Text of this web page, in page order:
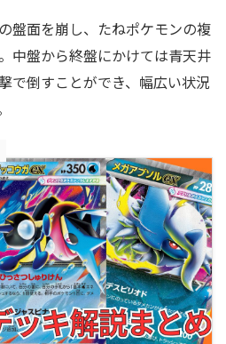
盤面を崩し、たねポケモンの複
中盤から終盤にかけては青天井
で倒すことができ、幅広い状況